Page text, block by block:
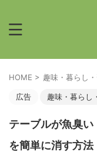
HOME > 趣味・暮らし
広告 趣味・暮らし
テーブルが魚臭
を簡単に消す方法